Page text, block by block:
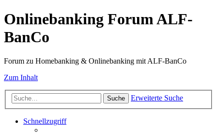
Onlinebanking Forum ALF-
BanCo
Forum zu Homebanking & Onlinebanking mit ALF-BanCo
Zum Inhalt
Suche Erweiterte Suche
Schnellzugriff